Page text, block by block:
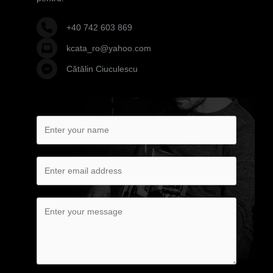
+40 742 603 869
kcata_ro@yahoo.com
Cătălin Ciuculescu